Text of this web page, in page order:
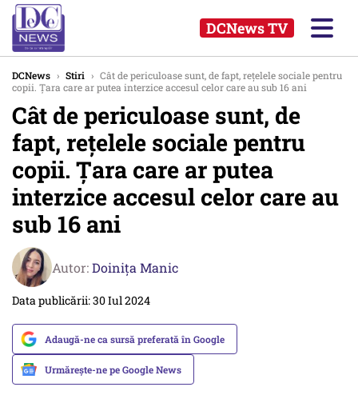
DCNews TV
DCNews › Stiri › Cât de periculoase sunt, de fapt, rețelele sociale pentru
copii. Țara care ar putea interzice accesul celor care au sub 16 ani
Cât de periculoase sunt, de
fapt, rețelele sociale pentru
copii. Țara care ar putea
interzice accesul celor care au
sub 16 ani
Autor:Doinița Manic
Data publicării: 30 Iul 2024
Adaugă-ne ca sursă preferată în Google
Urmărește-ne pe Google News